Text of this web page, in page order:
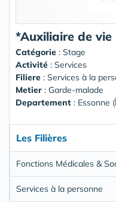
*Auxiliaire de vie
Catégorie : Stage
Activité : Services
Filiere : Services à la
Metier : Garde-malade
Departement : Essonne
Les Filières
Fonctions Médicales &
Services à la personne